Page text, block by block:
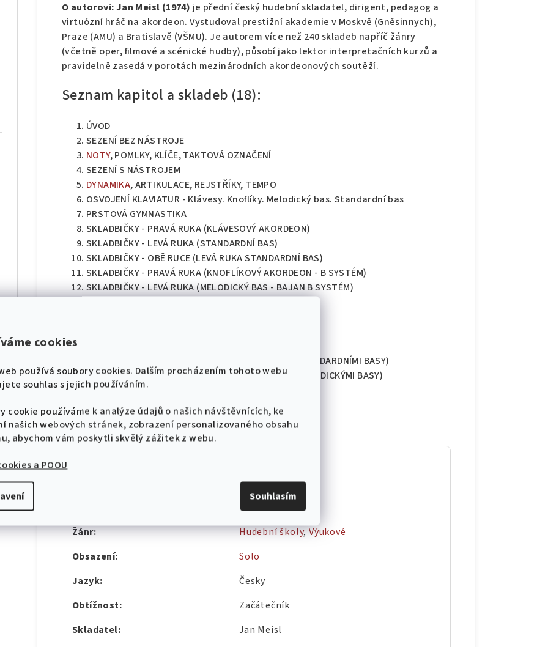
cookies
používá soubory cookies. Dalším procházením tohoto webu
souhlas s jejich používáním.
cookie používáme k analýze údajů o našich návštěvnících, ke
našich webových stránek, zobrazení personalizovaného obsahu
abychom vám poskytli skvělý zážitek z webu.
a POOU
Souhlasím
O autorovi: Jan Meisl (1974) je přední český hudební skladatel, dirigent, pedagog a
virtuózní hráč na akordeon. Vystudoval prestižní akademie v Moskvě (Gněsinnych),
Praze (AMU) a Bratislavě (VŠMU). Je autorem více než 240 skladeb napříč žánry
(včetně oper, filmové a scénické hudby), působí jako lektor interpretačních kurzů a
pravidelně zasedá v porotách mezinárodních akordeonových soutěží.
Seznam kapitol a skladeb (18):
ÚVOD
SEZENÍ BEZ NÁSTROJE
NOTY, POMLKY, KLÍČE, TAKTOVÁ OZNAČENÍ
SEZENÍ S NÁSTROJEM
DYNAMIKA, ARTIKULACE, REJSTŘÍKY, TEMPO
OSVOJENÍ KLAVIATUR - Klávesy. Knoflíky. Melodický bas. Standardní bas
PRSTOVÁ GYMNASTIKA
SKLADBIČKY - PRAVÁ RUKA (KLÁVESOVÝ AKORDEON)
SKLADBIČKY - LEVÁ RUKA (STANDARDNÍ BAS)
SKLADBIČKY - OBĚ RUCE (LEVÁ RUKA STANDARDNÍ BAS)
SKLADBIČKY - PRAVÁ RUKA (KNOFLÍKOVÝ AKORDEON - B SYSTÉM)
SKLADBIČKY - LEVÁ RUKA (MELODICKÝ BAS - BAJAN B SYSTÉM)
(KLÁVESOVÝ AKORDEON SE STANDARDNÍMI BASY)
STUPNICE A AKORDY (KNOFLÍKOVÝ AKORDEON S MELODICKÝMI BASY)
Doplňkové parametry
2 roky
Akordeon
Žánr: Hudební školy,Výukové
Obsazení:
Solo
Jazyk:
Česky
Obtížnost:
Začátečník
Skladatel:
Jan Meisl
stejnou notu! 🎸
Nové zpěvníky, noty a akce přímo do tvého
10 % sleva na první objednávku!
Zásady zpracování osobních údajů